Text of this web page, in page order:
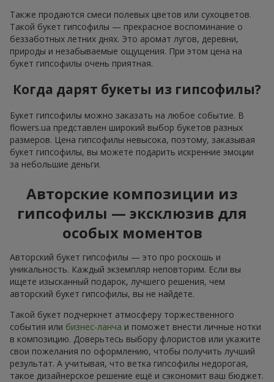
Также продаются смеси полевых цветов или сухоцветов.
Такой букет гипсофилы — прекрасное воспоминание о
беззаботных летних днях. Это аромат лугов, деревни,
природы и незабываемые ощущения. При этом цена на
букет гипсофилы очень приятная.
Когда дарят букеты из гипсофилы?
Букет гипсофилы можно заказать на любое событие. В
flowers.ua представлен широкий выбор букетов разных
размеров. Цена гипсофилы невысока, поэтому, заказывая
букет гипсофилы, вы можете подарить искренние эмоции
за небольшие деньги.
Авторские композиции из
гипсофилы — эксклюзив для
особых моментов
Авторский букет гипсофилы — это про роскошь и
уникальность. Каждый экземпляр неповторим. Если вы
ищете изысканный подарок, лучшего решения, чем
авторский букет гипсофилы, вы не найдете.
Такой букет подчеркнет атмосферу торжественного
события или бизнес-ланча и поможет внести личные нотки
в композицию. Доверьтесь выбору флористов или укажите
свои пожелания по оформлению, чтобы получить лучший
результат. А учитывая, что ветка гипсофилы недорогая,
такое дизайнерское решение ещё и сэкономит ваш бюджет.